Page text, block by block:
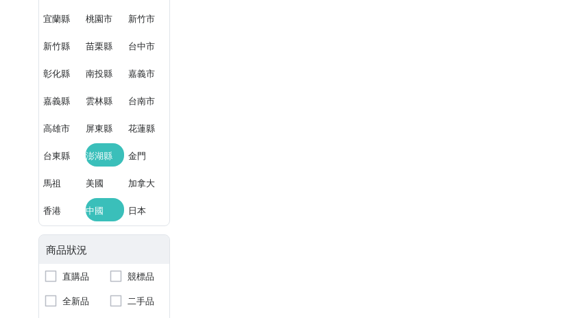
宜蘭縣 桃園市 新竹市
新竹縣 苗栗縣 台中市
彰化縣 南投縣 嘉義市
嘉義縣 雲林縣 台南市
高雄市 屏東縣 花蓮縣
台東縣 澎湖縣 金門
馬祖 美國 加拿大
香港 中國 日本
商品狀況
直購品
競標品
全新品
二手品